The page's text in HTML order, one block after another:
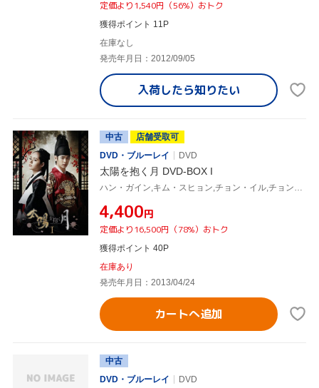
定価より1,540円（56%）おトク
獲得ポイント 11P
在庫なし
発売年月日：2012/09/05
入荷したら知りたい
中古
店舗受取可
DVD・ブルーレイ
DVD
太陽を抱く月 DVD-BOX I
¥4,400円
定価より16,500円（78%）おトク
獲得ポイント 40P
在庫あり
発売年月日：2013/04/24
カートへ追加
中古
DVD・ブルーレイ
DVD